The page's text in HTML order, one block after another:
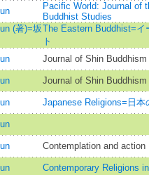
Pacific World: Journal of
Buddhist Studies
(著)=坂The Eastern Buddhist=イ
ト
Journal of Shin Buddhism
Journal of Shin Buddhism
Japanese Religions=日本
Contemplation and action
Contemporary Religions